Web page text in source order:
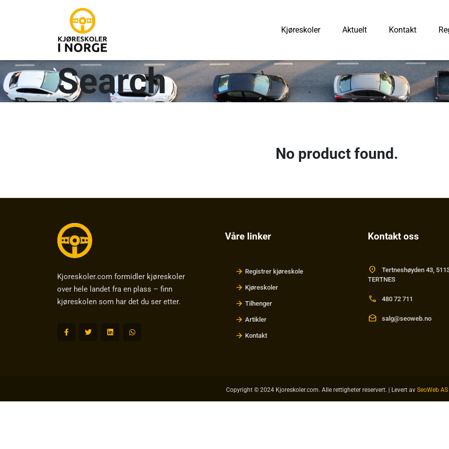
Kjøreskoler Aktuelt Kontakt
Search
No product found.
Kjoreskoler.com formidler kjøreskoler
over hele landet fra en plass – finn
kjøreskolen som har det du ser etter.
Våre linker
Registrer kjøreskole
Kjøreskoler
Tilhenger
Artikler
Kontakt
Kontakt oss
location_on
Tertneshøyden 43,
TERTNES
call 480 72 711
drafts salg@seoweb.no
Copyright © 2024 Kjoreskoler.com. Alle rettigheter reservert. | Levert av SeoWeb AS